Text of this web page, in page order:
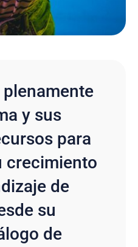
y sus
para
crecimiento
de
su
de